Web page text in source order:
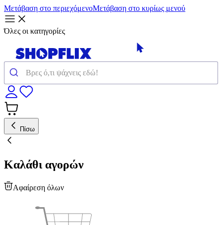
Μετάβαση στο περιεχόμενοΜετάβαση στο κυρίως μενού
Όλες οι κατηγορίες
Πίσω
Καλάθι αγορών
Αφαίρεση όλων